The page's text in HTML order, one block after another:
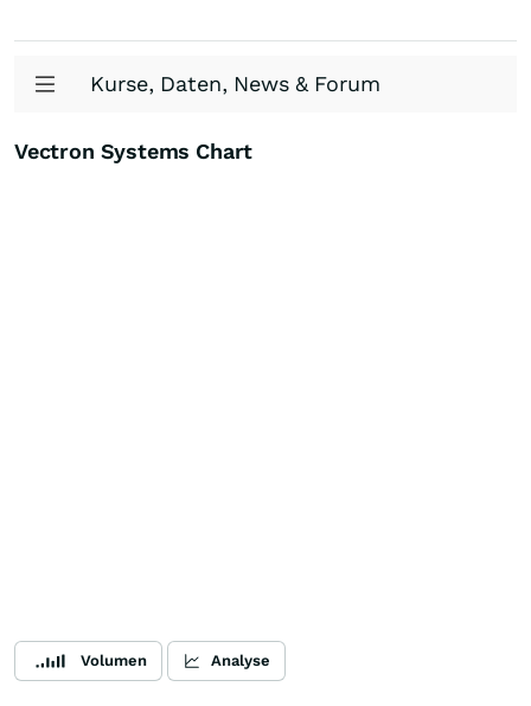
Kurse, Daten, News & Forum
Vectron Systems Chart
Volumen Analyse